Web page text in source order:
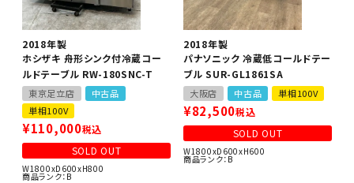
2018年製
ホシザキ 舟形シンク付冷蔵コー
ルドテーブル RW-180SNC-T
東京足立店
中古品
単相100V
¥110,000税込
SOLD OUT
W1800xD600xH800
商品ランク：B
2018年製
パナソニック 冷蔵低コールドテー
ブル SUR-GL1861SA
大阪店 中古品 単相100V
¥82,500税込
SOLD OUT
W1800xD600xH600
商品ランク：B